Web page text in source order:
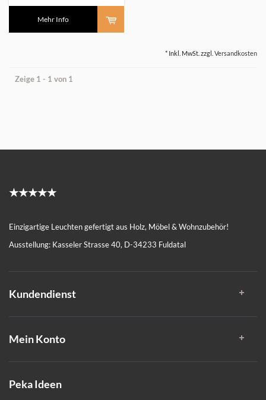
Mehr Info
* Inkl. MwSt. zzgl. Versandkosten
Zeige 1 - 1 von 1
★★★★★
Einzigartige Leuchten gefertigt aus Holz, Möbel & Wohnzubehör!
Ausstellung: Kasseler Strasse 40, D-34233 Fuldatal
Kundendienst
Mein Konto
Peka Ideen